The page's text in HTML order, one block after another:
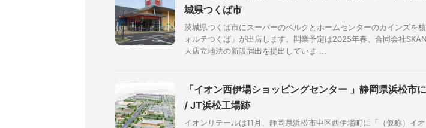
城県つくば市
茨城県つくば市にスーパーのベルクとホームセンターのカインズを
ォルテつくば」が出店します。開業予定は2025年春、合同会社
大店立地法の新設届出を提出していま ...
「イオン西伊場ショッピングセンター 」静岡県浜松市
/ JT浜松工場跡
イオンリテールは11月、静岡県浜松市中区西伊場町に「（仮称）イ